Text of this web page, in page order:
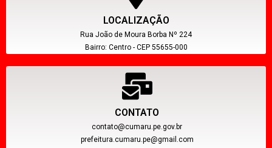
LOCALIZAÇÃO
Rua João de Moura Borba Nº 224
Bairro: Centro - CEP 55655-000
CONTATO
contato@cumaru.pe.gov.br
prefeitura.cumaru.pe@gmail.com